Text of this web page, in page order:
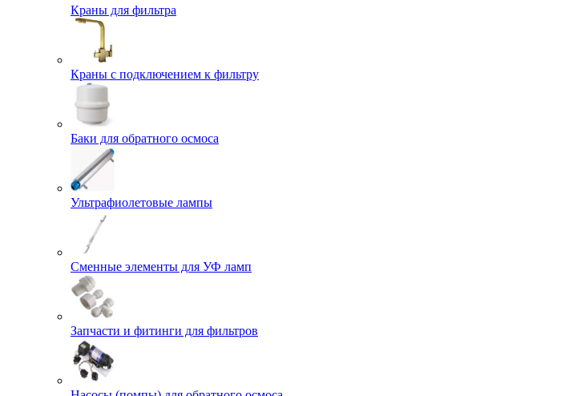
Краны для фильтра
Краны с подключением к фильтру
Баки для обратного осмоса
Ультрафиолетовые лампы
Сменные элементы для УФ ламп
Запчасти и фитинги для фильтров